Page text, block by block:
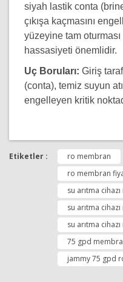
siyah lastik conta
çıkışa kaçmasını
yüzeyine tam
hassasiyeti önemlidir.
Uç Boruları: Giriş
(conta), temiz suyun
engelleyen kritik
Bu ürüne
Bu ürünün fiyat bilgisi,
diğer konularda
formunu kullanarak
Görüş ve önerileriniz
Ürün resmi kalitesiz,
Ürün
Ürün bilgilerinde
Ürün fiyatı diğer
Etiketler : ro membran
ro membran
su arıtma
su arıtma
su arıtma
75 gpd
jammy 75 gpd